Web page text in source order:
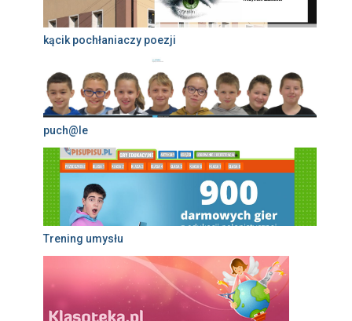
kącik pochłaniaczy poezji
puch@le
Trening umysłu